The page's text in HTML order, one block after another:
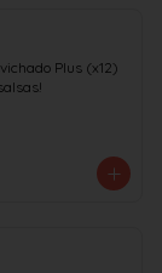
Plus (x12)